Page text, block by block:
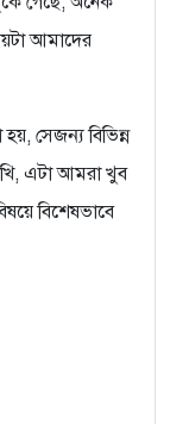
আমাদের
সেজন্য বিভিন্ন
এটা আমরা খুব
বিশেষভাবে